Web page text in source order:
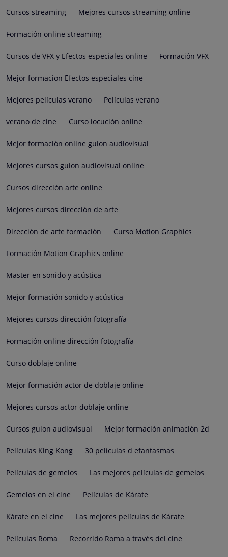
Cursos streaming Mejores cursos streaming online
Formación online streaming
Cursos de VFX y Efectos especiales online Formación VFX
Mejor formacion Efectos especiales cine
Mejores películas verano Películas verano
verano de cine Curso locución online
Mejor formación online guion audiovisual
Mejores cursos guion audiovisual online
Cursos dirección arte online
Mejores cursos dirección de arte
Dirección de arte formación Curso Motion Graphics
Formación Motion Graphics online
Master en sonido y acústica
Mejor formación sonido y acústica
Mejores cursos dirección fotografía
Formación online dirección fotografía
Curso doblaje online
Mejor formación actor de doblaje online
Mejores cursos actor doblaje online
Cursos guion audiovisual Mejor formación animación 2d
Películas King Kong 30 películas d efantasmas
Películas de gemelos Las mejores películas de gemelos
Gemelos en el cine Películas de Kárate
Kárate en el cine Las mejores películas de Kárate
Películas Roma Recorrido Roma a través del cine